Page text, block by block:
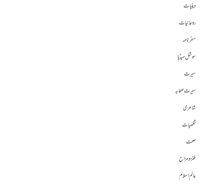
دینیات
روحانیات
سفرنامہ
سوشل میڈیا
سیرت
سیرت صحابہ
شاعری
شخصیات
صحت
طنز و مزاح
عالم اسلام